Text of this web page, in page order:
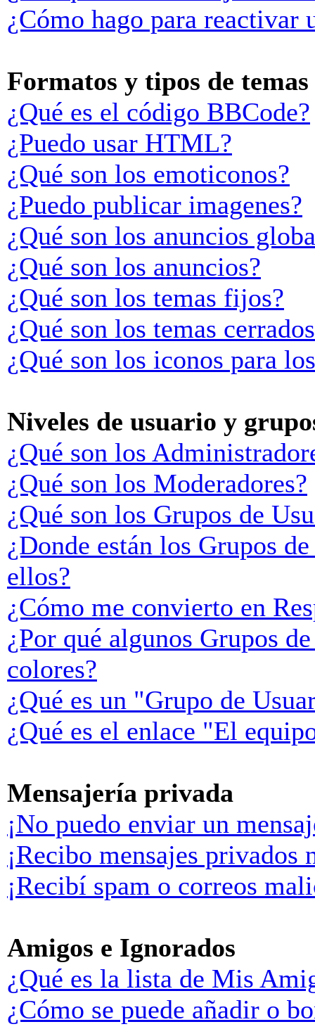
¿Cómo hago para reactivar
Formatos y tipos de temas
¿Qué es el código BBCode?
¿Puedo usar HTML?
¿Qué son los emoticonos?
¿Puedo publicar imagenes?
¿Qué son los anuncios
¿Qué son los anuncios?
¿Qué son los temas fijos?
¿Qué son los temas
¿Qué son los iconos para
Niveles de usuario y
¿Qué son los
¿Qué son los Moderadores?
¿Qué son los Grupos de
¿Donde están los Grupos
ellos?
¿Cómo me convierto en
¿Por qué algunos Grupos
colores?
¿Qué es un "Grupo de
¿Qué es el enlace "El
Mensajería privada
¡No puedo enviar un
¡Recibo mensajes privados
¡Recibí spam o correos
Amigos e Ignorados
¿Qué es la lista de Mis
¿Cómo se puede añadir o